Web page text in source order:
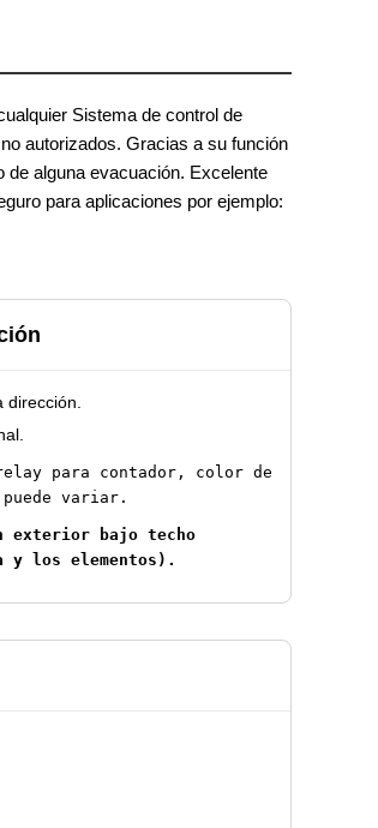
Sistema de control de
autorizados. Gracias a su función
de alguna evacuación. Excelente
para aplicaciones por ejemplo:
dirección.
para contador, color de
variar.
exterior bajo techo
y los elementos).